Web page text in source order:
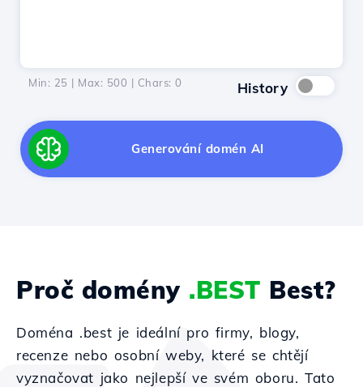
Min: 25 | Max: 500 | Chars: 0 History
Generování domén AI
Proč domény .BEST Best?
Doména .best je ideální pro firmy, blogy,
recenze nebo osobní weby, které se chtějí
vyznačovat jako nejlepší ve svém oboru. Tato